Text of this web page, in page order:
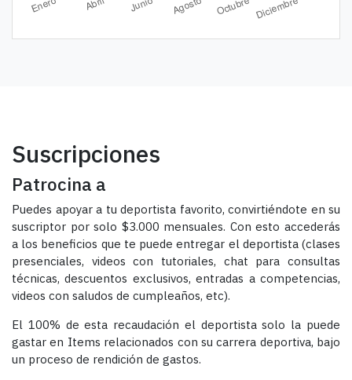
Suscripciones
Patrocina a
Puedes apoyar a tu deportista favorito, convirtiéndote en su
suscriptor por solo $3.000 mensuales. Con esto accederás
a los beneficios que te puede entregar el deportista (clases
presenciales, videos con tutoriales, chat para consultas
técnicas, descuentos exclusivos, entradas a competencias,
videos con saludos de cumpleaños, etc).
El 100% de esta recaudación el deportista solo la puede
gastar en Items relacionados con su carrera deportiva, bajo
un proceso de rendición de gastos.